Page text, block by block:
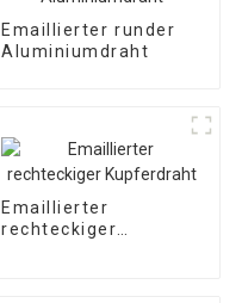
Emaillierter runder
Aluminiumdraht
Emaillierter
rechteckiger